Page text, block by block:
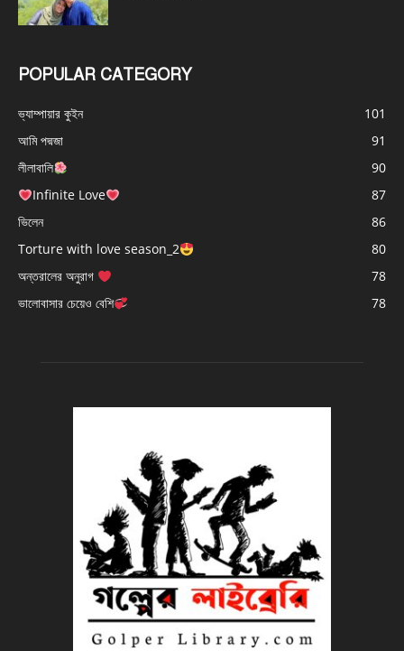
POPULAR CATEGORY
ভ্যাম্পায়ার কুইন
101
আমি পদ্মজা
91
লীলাবালি
90
Infinite Love
87
ভিলেন
86
Torture with love season_2
80
অন্তরালের অনুরাগ
78
ভালোবাসার চেয়েও বেশি
78